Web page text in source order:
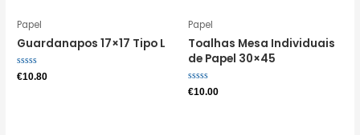
Papel
Guardanapos 17×17 Tipo L
Avaliação
0
€10.80
Papel
Toalhas Mesa Individuais
de Papel 30×45
Avaliação
0
€10.00